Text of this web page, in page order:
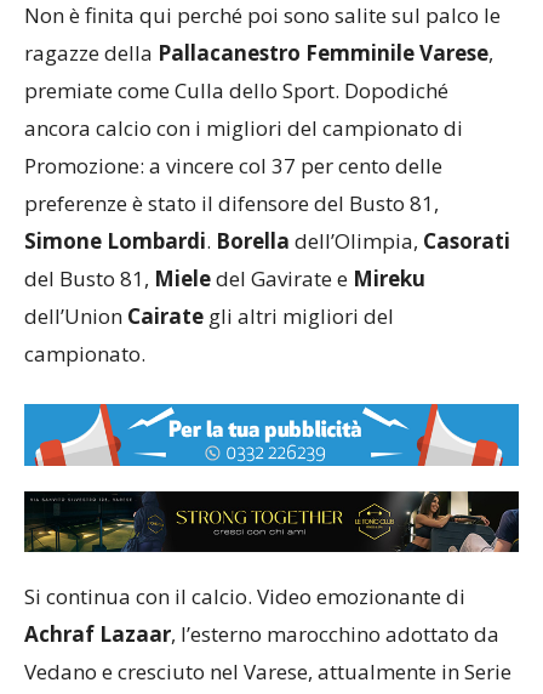
Non è finita qui perché poi sono salite sul palco le
ragazze della Pallacanestro Femminile Varese,
premiate come Culla dello Sport. Dopodiché
ancora calcio con i migliori del campionato di
Promozione: a vincere col 37 per cento delle
preferenze è stato il difensore del Busto 81,
Simone Lombardi. Borella dell’Olimpia, Casorati
del Busto 81, Mieledel Gavirate e Mireku
dell’Union Cairate gli altri migliori del
campionato.
Si continua con il calcio. Video emozionante di
Achraf Lazaar, l’esterno marocchino adottato da
Vedano e cresciuto nel Varese, attualmente in Serie